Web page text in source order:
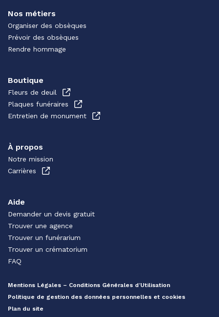
Nos métiers
Organiser des obsèques
Prévoir des obsèques
Rendre hommage
Boutique
Fleurs de deuil
Plaques funéraires
Entretien de monument
À propos
Notre mission
Carrières
Aide
Demander un devis gratuit
Trouver une agence
Trouver un funérarium
Trouver un crématorium
FAQ
Mentions Légales – Conditions Générales d’Utilisation
Politique de gestion des données personnelles et cookies
Plan du site